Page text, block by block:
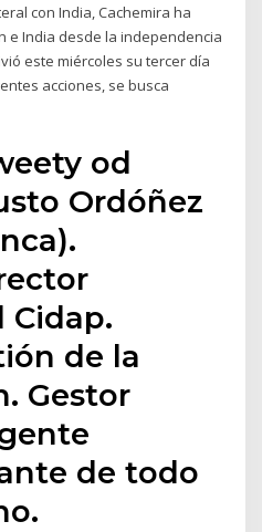
con India, Cachemira ha
e India desde la independencia
este miércoles su tercer día
acciones, se busca
od
Ordóñez
Cidap.
de la
Gestor
de todo